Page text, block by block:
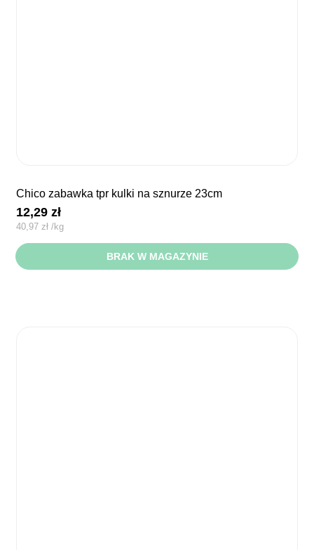
chico zabawka tpr kulki na sznurze 23cm
12,29zł
40,97zł /kg
BRAK W MAGAZYNIE